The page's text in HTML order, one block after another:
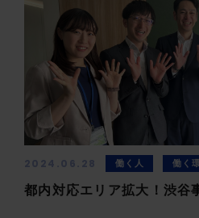
2024.06.28 働く人 働く
都内対応エリア拡大！渋